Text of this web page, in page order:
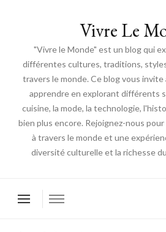
Vivre Le
"Vivre le Monde" est un blog qui
différentes cultures, traditions,
travers le monde. Ce blog vous
apprendre en explorant différents
cuisine, la mode, la technologie,
bien plus encore. Rejoignez-nous
à travers le monde et une
diversité culturelle et la richesse